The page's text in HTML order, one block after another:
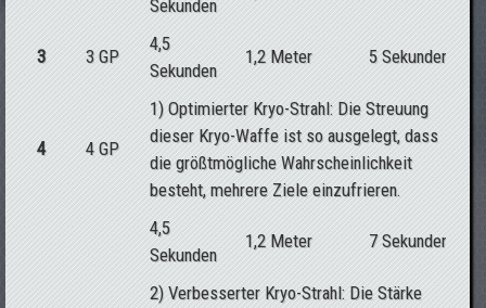
Sekunden
3 3 GP
4,5
Sekunden
1,2 Meter 5 Sekunden
4 4 GP
1) Optimierter Kryo-Strahl: Die Streuung
dieser Kryo-Waffe ist so ausgelegt, dass
die größtmögliche Wahrscheinlichkeit
besteht, mehrere Ziele einzufrieren.
4,5
Sekunden
1,2 Meter 7 Sekunden
2) Verbesserter Kryo-Strahl: Die Stärke